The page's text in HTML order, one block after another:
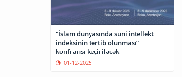
“İslam dünyasında süni intellekt
indeksinin tərtib olunması”
konfransı keçiriləcək
01-12-2025